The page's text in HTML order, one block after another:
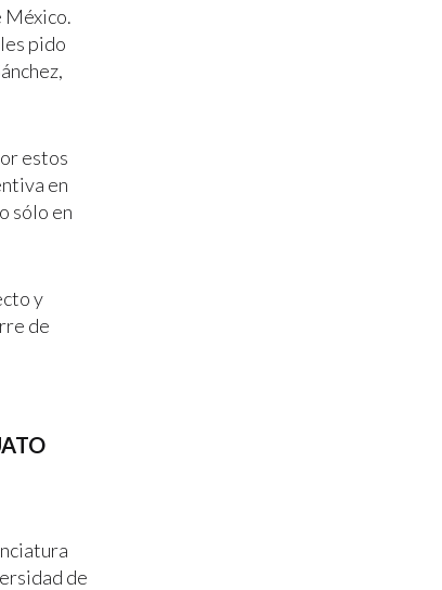
México.
pido
estos
en
sólo en
y
de
de